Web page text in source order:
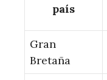
país
Gran
Bretaña